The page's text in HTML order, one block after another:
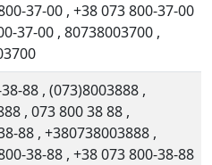
37-00 , +38 073 800-37-00
37-00 , 80738003700 ,
88 , (073)8003888 ,
, 073 800 38 88 ,
88 , +380738003888 ,
38-88 , +38 073 800-38-88